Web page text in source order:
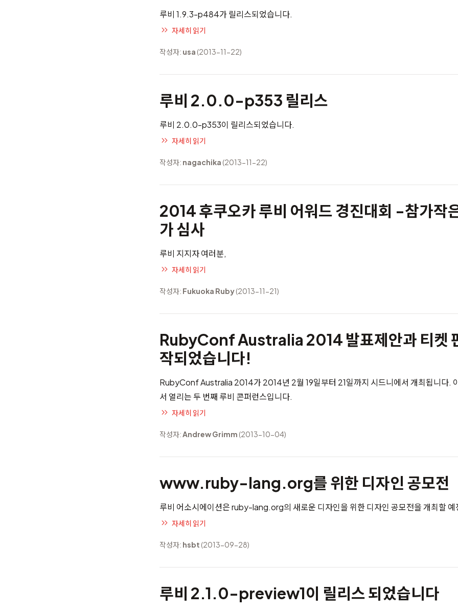
루비 1.9.3-p484가 릴리스되었습니다.
자세히 읽기
작성자: usa (2013-11-22)
루비 2.0.0-p353 릴리스
루비 2.0.0-p353이 릴리스되었습니다.
자세히 읽기
작성자: nagachika (2013-11-22)
2014 후쿠오카 루비 어워드 경진대회 -참가작
가 심사
루비 지지자 여러분,
자세히 읽기
작성자: Fukuoka Ruby(2013-11-21)
RubyConf Australia 2014 발표제안과 티켓
작되었습니다!
RubyConf Australia 2014가 2014년 2월 19일부터 21일까지 시드니에서 개최됩니다.
서 열리는 두 번째 루비 콘퍼런스입니다.
자세히 읽기
작성자:Andrew Grimm (2013-10-04)
www.ruby-lang.org를 위한 디자인 공모전
루비 어소시에이션은 ruby-lang.org의 새로운 디자인을 위한 디자인 공모전을 개최할 예
자세히 읽기
작성자: hsbt (2013-09-28)
루비 2.1.0-preview1이 릴리스 되었습니다